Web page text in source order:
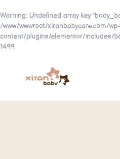
Warning: Undefined array key
/www/wwwroot/xiranbabycare.com/wp-
content/plugins/elementor/includes/
1499